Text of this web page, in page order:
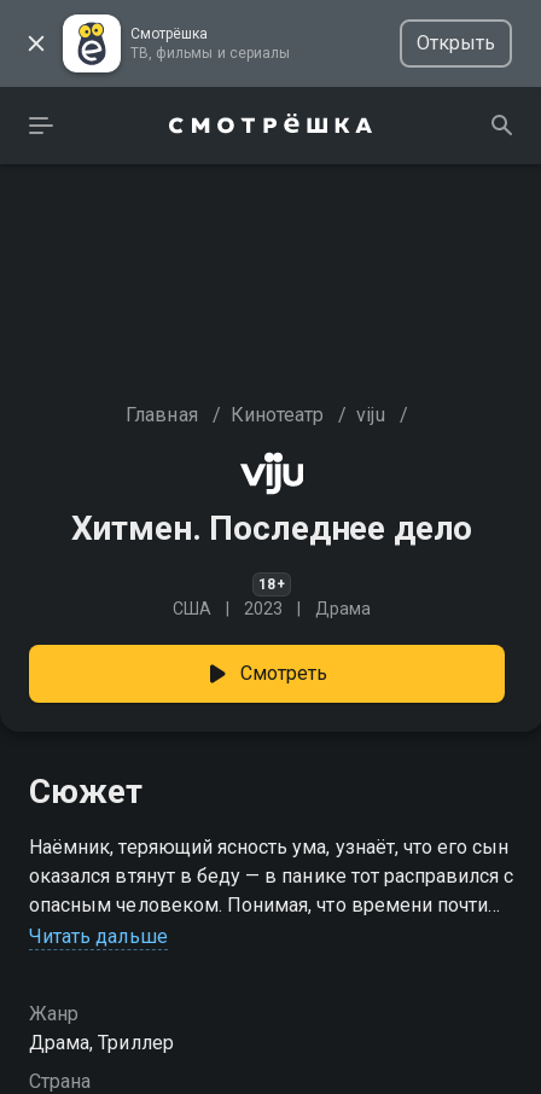
Смотрёшка
ТВ, фильмы и сериалы
Открыть
Главная / Кинотеатр / viju /
Хитмен. Последнее дело
18+
США 2023 Драма
Смотреть
Сюжет
Наёмник, теряющий ясность ума, узнаёт, что его сын
оказался втянут в беду — в панике тот расправился с
опасным человеком. Понимая, что времени почти
нет, отец берётся за тонкую операцию: замести
дело» — смотрите онлайн в хорошем качестве.
Читать дальше
Жанр
Драма, Триллер
Страна